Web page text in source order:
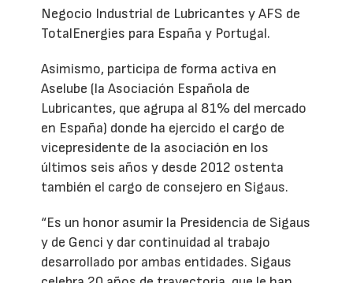
Negocio Industrial de Lubricantes y AFS de
TotalEnergies para España y Portugal.
Asimismo, participa de forma activa en
Aselube (la Asociación Española de
Lubricantes, que agrupa al 81% del mercado
en España) donde ha ejercido el cargo de
vicepresidente de la asociación en los
últimos seis años y desde 2012 ostenta
también el cargo de consejero en Sigaus.
“Es un honor asumir la Presidencia de Sigaus
y de Genci y dar continuidad al trabajo
desarrollado por ambas entidades. Sigaus